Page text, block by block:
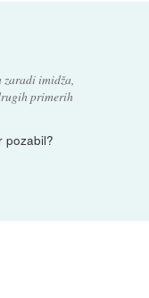
imidža,
primerih
pozabil?